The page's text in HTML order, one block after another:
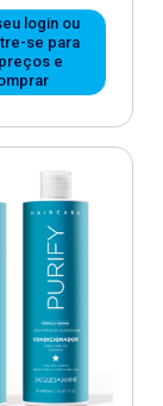
login ou
se para
e